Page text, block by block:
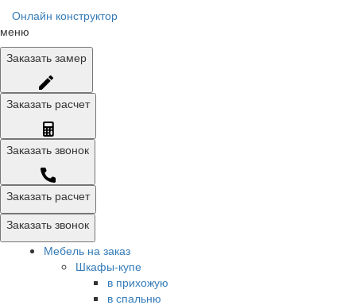
Онлайн конструктор
меню
Заказать замер
Заказать расчет
Заказать звонок
Заказать расчет
Заказать звонок
Мебель на заказ
Шкафы-купе
в прихожую
в спальню